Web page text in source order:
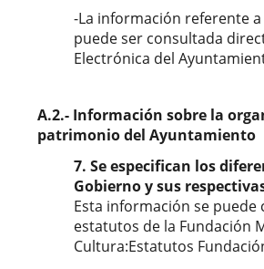
-La información referente
puede ser consultada
Electrónica del
A.2.- Información sobre la
patrimonio del Ayuntamiento
7. Se especifican los
Gobierno y sus
Esta información se puede
estatutos de la Fundación
Cultura:Estatutos